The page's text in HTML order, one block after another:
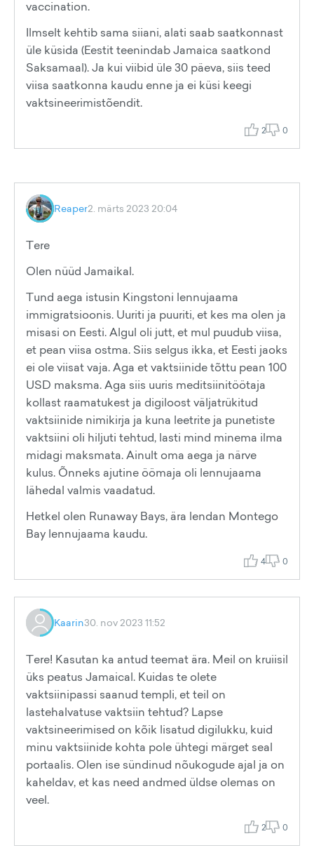
vaccination.
Ilmselt kehtib sama siiani, alati saab saatkonnast
üle küsida (Eestit teenindab Jamaica saatkond
Saksamaal). Ja kui viibid üle 30 päeva, siis teed
viisa saatkonna kaudu enne ja ei küsi keegi
vaktsineerimistõendit.
2 0
Reaper2. märts 2023 20:04
Tere
Olen nüüd Jamaikal.
Tund aega istusin Kingstoni lennujaama
immigratsioonis. Uuriti ja puuriti, et kes ma olen ja
misasi on Eesti. Algul oli jutt, et mul puudub viisa,
et pean viisa ostma. Siis selgus ikka, et Eesti jaoks
ei ole viisat vaja. Aga et vaktsiinide tõttu pean 100
USD maksma. Aga siis uuris meditsiinitöötaja
kollast raamatukest ja digiloost väljatrükitud
vaktsiinide nimikirja ja kuna leetrite ja punetiste
vaktsiini oli hiljuti tehtud, lasti mind minema ilma
midagi maksmata. Ainult oma aega ja närve
kulus. Õnneks ajutine öömaja oli lennujaama
lähedal valmis vaadatud.
Hetkel olen Runaway Bays, ära lendan Montego
Bay lennujaama kaudu.
4 0
Kaarin30. nov 2023 11:52
Tere! Kasutan ka antud teemat ära. Meil on kruiisil
üks peatus Jamaical. Kuidas te olete
vaktsiinipassi saanud templi, et teil on
lastehalvatuse vaktsiin tehtud? Lapse
vaktsineerimised on kõik lisatud digilukku, kuid
minu vaktsiinide kohta pole ühtegi märget seal
portaalis. Olen ise sündinud nõukogude ajal ja on
kaheldav, et kas need andmed üldse olemas on
veel.
2 0